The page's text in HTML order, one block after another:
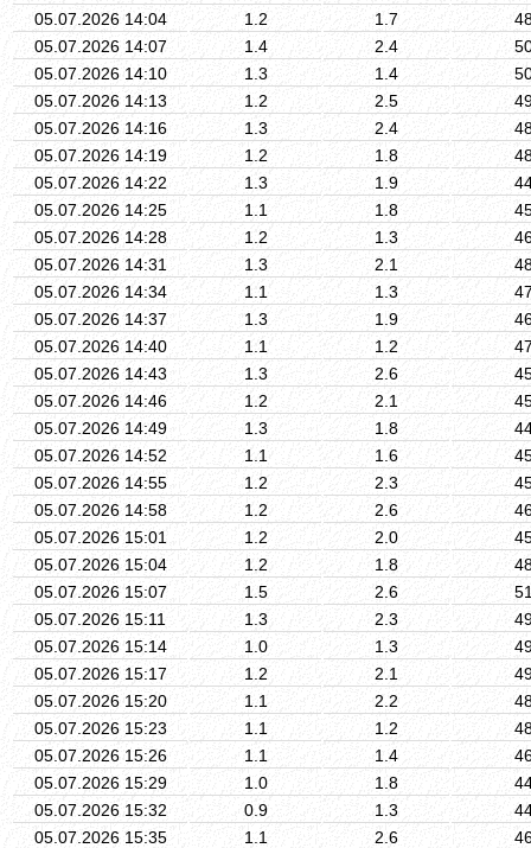
05.07.2026 14:04
1.2 1.7
05.07.2026 14:07
1.4 2.4
05.07.2026 14:10
1.3 1.4
05.07.2026 14:13
1.2 2.5
05.07.2026 14:16
1.3 2.4
05.07.2026 14:19
1.2 1.8
05.07.2026 14:22
1.3 1.9
05.07.2026 14:25
1.1 1.8
05.07.2026 14:28
1.2 1.3
05.07.2026 14:31
1.3 2.1
05.07.2026 14:34
1.1 1.3
05.07.2026 14:37
1.3 1.9
05.07.2026 14:40
1.1 1.2
05.07.2026 14:43
1.3 2.6
05.07.2026 14:46
1.2 2.1
05.07.2026 14:49
1.3 1.8
05.07.2026 14:52
1.1 1.6
05.07.2026 14:55
1.2 2.3
05.07.2026 14:58
1.2 2.6
05.07.2026 15:01
1.2 2.0
05.07.2026 15:04
1.2 1.8
05.07.2026 15:07
1.5 2.6
05.07.2026 15:11
1.3 2.3
05.07.2026 15:14
1.0 1.3
05.07.2026 15:17
1.2 2.1
05.07.2026 15:20
1.1 2.2
05.07.2026 15:23
1.1 1.2
05.07.2026 15:26
1.1 1.4
05.07.2026 15:29
1.0 1.8
05.07.2026 15:32
0.9 1.3
05.07.2026 15:35
1.1 2.6